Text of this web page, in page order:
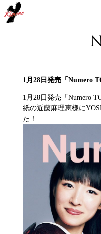
1月28日発売「Numero
1月28日発売「Numero
紙の近藤麻理恵様に
た！